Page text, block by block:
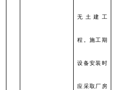
无土建工
程。施工期
设备安装时
应采取厂房